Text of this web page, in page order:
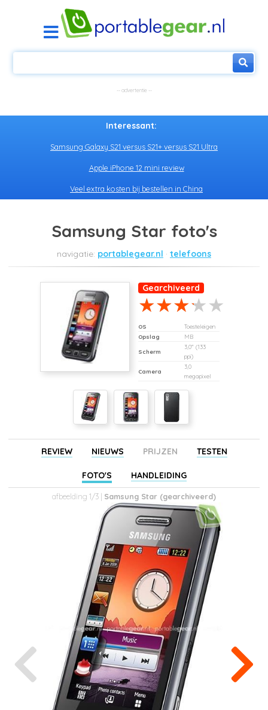
Interessant:
Samsung Galaxy S21 versus S21+ versus S21 Ultra
Apple iPhone 12 mini review
Veel extra kosten bij bestellen in China
Samsung Star foto's
portablegear.nl telefoons
Gearchiveerd
OS
Toesteleigen
Opslag
MB
Scherm
3,0" (133
ppi)
Camera
3,0
megapixel
REVIEW NIEUWS PRIJZEN TESTEN
FOTO'S HANDLEIDING
afbeelding 1/3 | Samsung Star (gearchiveerd)